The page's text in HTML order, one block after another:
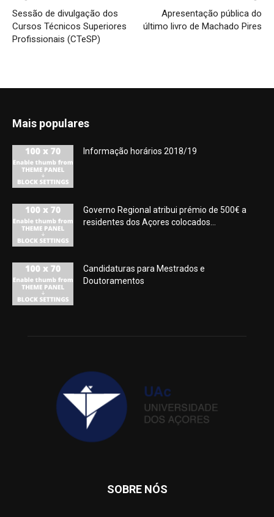
Sessão de divulgação dos
Cursos Técnicos Superiores
Profissionais (CTeSP)
Apresentação pública do
último livro de Machado Pires
Mais populares
Informação horários 2018/19
Governo Regional atribui prémio de 500€ a
residentes dos Açores colocados...
Candidaturas para Mestrados e
Doutoramentos
SOBRE NÓS